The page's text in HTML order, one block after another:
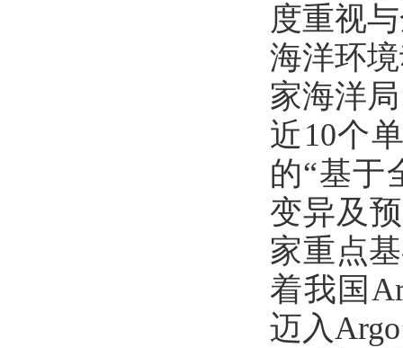
度重视
海洋环
家海洋
近10个
的“基于
变异及
家重点
着我国
迈入